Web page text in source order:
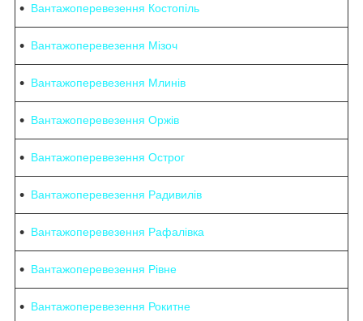
Вантажоперевезення Костопіль
Вантажоперевезення Мізоч
Вантажоперевезення Млинів
Вантажоперевезення Оржів
Вантажоперевезення Острог
Вантажоперевезення Радивилів
Вантажоперевезення Рафалівка
Вантажоперевезення Рівне
Вантажоперевезення Рокитне